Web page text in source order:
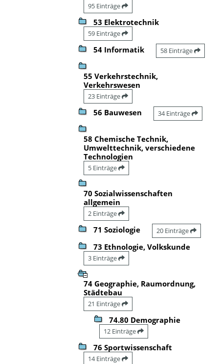
95 Einträge
53 Elektrotechnik
59 Einträge
54 Informatik 58 Einträge
55 Verkehrstechnik,
Verkehrswesen
23 Einträge
56 Bauwesen 34 Einträge
58 Chemische Technik,
Umwelttechnik, verschiedene
Technologien
5 Einträge
70 Sozialwissenschaften
allgemein
2 Einträge
71 Soziologie 20 Einträge
73 Ethnologie, Volkskunde
3 Einträge
74 Geographie, Raumordnung,
Städtebau
21 Einträge
74.80 Demographie
12 Einträge
76 Sportwissenschaft
14 Einträge